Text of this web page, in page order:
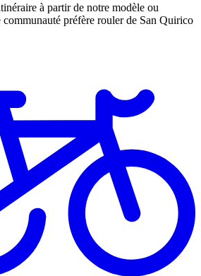
à partir de notre modèle ou
préfère rouler de San Quirico